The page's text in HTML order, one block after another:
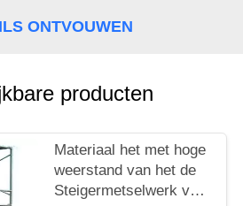
ONTVOUWEN
producten
Materiaal het met hoge
weerstand van het de
Steigermetselwerk van